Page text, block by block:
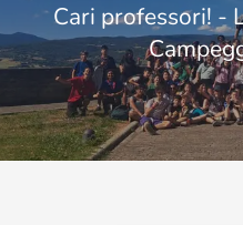
Cari professori! -